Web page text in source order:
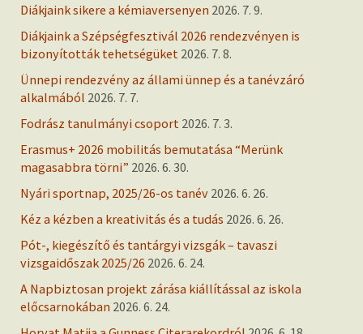
Diákjaink sikere a kémiaversenyen 2026. 7. 9.
Diákjaink a Szépségfesztivál 2026 rendezvényen is
bizonyították tehetségüket 2026. 7. 8.
Ünnepi rendezvény az állami ünnep és a tanévzáró
alkalmából 2026. 7. 7.
Fodrász tanulmányi csoport 2026. 7. 3.
Erasmus+ 2026 mobilitás bemutatása “Merünk
magasabbra törni” 2026. 6. 30.
Nyári sportnap, 2025/26-os tanév 2026. 6. 26.
Kéz a kézben a kreativitás és a tudás 2026. 6. 26.
Pót-, kiegészítő és tantárgyi vizsgák – tavaszi
vizsgaidőszak 2025/26 2026. 6. 24.
A Napbiztosan projekt zárása kiállítással az iskola
előcsarnokában 2026. 6. 24.